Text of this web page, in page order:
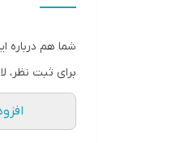
شما هم درباره
برای ثبت نظر،